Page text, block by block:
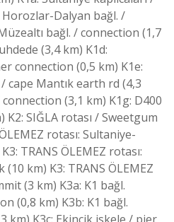
Dalyan bağl. /
bağl. / connection (1,7
(3,4 km) K1d:
connection (0,5 km) K1e:
Mantık earth rd (4,3
(3,1 km) K1g: D400
K2: SIĞLA rotası / Sweetgum
rotası: Sultaniye-
TRANS ÖLEMEZ rotası:
km) K3: TRANS ÖLEMEZ
(3 km) K3a: K1 bağl.
(0,8 km) K3b: K1 bağl.